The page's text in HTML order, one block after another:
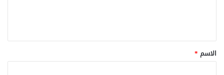
ق
*
الاسم *